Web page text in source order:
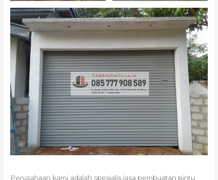
Perusahaan kami adalah spesialis jasa pembuatan pintu